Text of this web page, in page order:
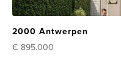
2000 Antwerpen
€ 895.000